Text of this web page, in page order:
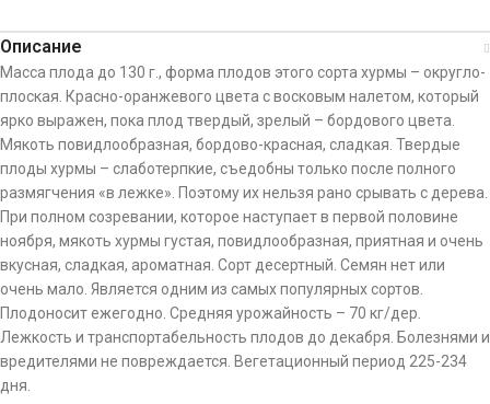
Описание
Масса плода до 130 г., форма плодов этого сорта хурмы – округло-
плоская. Красно-оранжевого цвета с восковым налетом, который
ярко выражен, пока плод твердый, зрелый – бордового цвета.
Мякоть повидлообразная, бордово-красная, сладкая. Твердые
плоды хурмы – слаботерпкие, съедобны только после полного
размягчения «в лежке». Поэтому их нельзя рано срывать с дерева.
При полном созревании, которое наступает в первой половине
ноября, мякоть хурмы густая, повидлообразная, приятная и очень
вкусная, сладкая, ароматная. Сорт десертный. Семян нет или
очень мало. Является одним из самых популярных сортов.
Плодоносит ежегодно. Средняя урожайность – 70 кг/дер.
Лежкость и транспортабельность плодов до декабря. Болезнями и
вредителями не повреждается. Вегетационный период 225-234
дня.